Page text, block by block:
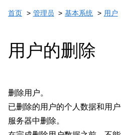
首页 管理员 基本系统 用户
用户的删除
删除用户。
已删除的用户的个人数据和用
服务器中删除。